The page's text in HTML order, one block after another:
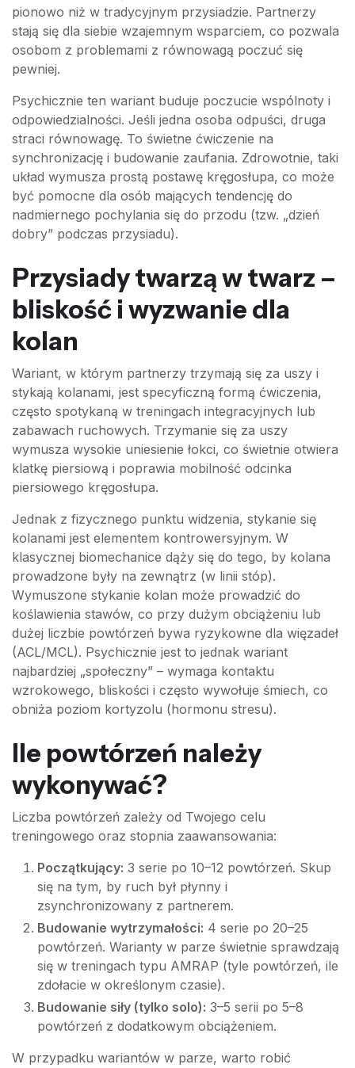
pionowo niż w tradycyjnym przysiadzie. Partnerzy
stają się dla siebie wzajemnym wsparciem, co pozwala
osobom z problemami z równowagą poczuć się
pewniej.
Psychicznie ten wariant buduje poczucie wspólnoty i
odpowiedzialności. Jeśli jedna osoba odpuści, druga
straci równowagę. To świetne ćwiczenie na
synchronizację i budowanie zaufania. Zdrowotnie, taki
układ wymusza prostą postawę kręgosłupa, co może
być pomocne dla osób mających tendencję do
nadmiernego pochylania się do przodu (tzw. „dzień
dobry” podczas przysiadu).
Przysiady twarzą w twarz –
bliskość i wyzwanie dla
kolan
Wariant, w którym partnerzy trzymają się za uszy i
stykają kolanami, jest specyficzną formą ćwiczenia,
często spotykaną w treningach integracyjnych lub
zabawach ruchowych. Trzymanie się za uszy
wymusza wysokie uniesienie łokci, co świetnie otwiera
klatkę piersiową i poprawia mobilność odcinka
piersiowego kręgosłupa.
Jednak z fizycznego punktu widzenia, stykanie się
kolanami jest elementem kontrowersyjnym. W
klasycznej biomechanice dąży się do tego, by kolana
prowadzone były na zewnątrz (w linii stóp).
Wymuszone stykanie kolan może prowadzić do
koślawienia stawów, co przy dużym obciążeniu lub
dużej liczbie powtórzeń bywa ryzykowne dla więzadeł
(ACL/MCL). Psychicznie jest to jednak wariant
najbardziej „społeczny” – wymaga kontaktu
wzrokowego, bliskości i często wywołuje śmiech, co
obniża poziom kortyzolu (hormonu stresu).
Ile powtórzeń należy
wykonywać?
Liczba powtórzeń zależy od Twojego celu
treningowego oraz stopnia zaawansowania:
Początkujący: 3 serie po 10–12 powtórzeń. Skup
się na tym, by ruch był płynny i
zsynchronizowany z partnerem.
Budowanie wytrzymałości: 4 serie po 20–25
powtórzeń. Warianty w parze świetnie sprawdzają
się w treningach typu AMRAP (tyle powtórzeń, ile
zdołacie w określonym czasie).
Budowanie siły (tylko solo): 3–5 serii po 5–8
powtórzeń z dodatkowym obciążeniem.
W przypadku wariantów w parze, warto robić